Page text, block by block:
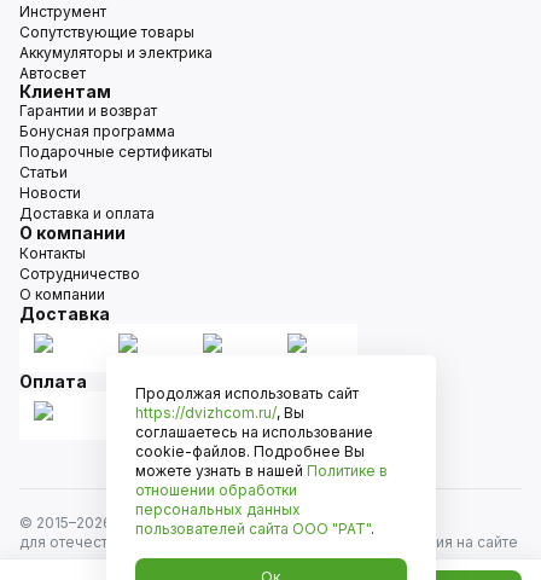
Инструмент
Сопутствующие товары
Аккумуляторы и электрика
Автосвет
Клиентам
Гарантии и возврат
Бонусная программа
Подарочные сертификаты
Статьи
Новости
Доставка и оплата
О компании
Контакты
Сотрудничество
О компании
Доставка
Оплата
© 2015–2026
Движком — сеть магазинов автозапчастей
для отечественных автомобилей и иномарок. Информация на сайте
носит исключительно информационный характер и не является
Продолжая использовать сайт
https://dvizhcom.ru/, Вы
соглашаетесь на использование
cookie-файлов. Подробнее Вы
можете узнать в нашей Политике в
отношении обработки
персональных данных
пользователей сайта ООО "РАТ".